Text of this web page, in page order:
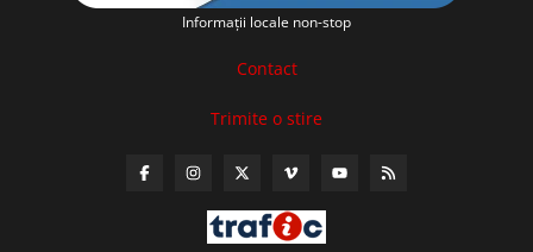
Informaţii locale non-stop
Contact
Trimite o stire